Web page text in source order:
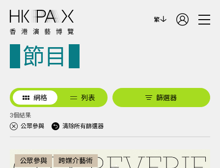
繁
節目
網格 列表 篩選器
3個結果
公眾參與
清除所有篩選器
公眾參與 跨媒介藝術